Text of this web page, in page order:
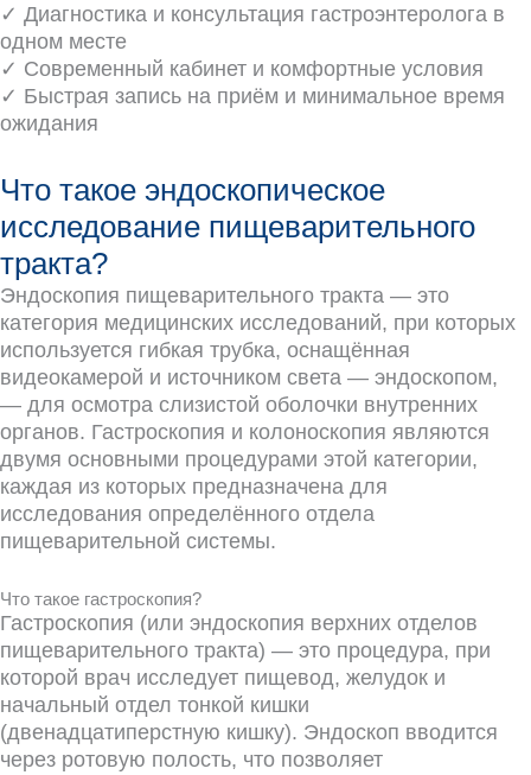
✓ Диагностика и консультация гастроэнтеролога в
одном месте
✓ Современный кабинет и комфортные условия
✓ Быстрая запись на приём и минимальное время
ожидания
Что такое эндоскопическое
исследование пищеварительного
тракта?
Эндоскопия пищеварительного тракта — это
категория медицинских исследований, при которых
используется гибкая трубка, оснащённая
видеокамерой и источником света — эндоскопом,
— для осмотра слизистой оболочки внутренних
органов. Гастроскопия и колоноскопия являются
двумя основными процедурами этой категории,
каждая из которых предназначена для
исследования определённого отдела
пищеварительной системы.
Что такое гастроскопия?
Гастроскопия (или эндоскопия верхних отделов
пищеварительного тракта) — это процедура, при
которой врач исследует пищевод, желудок и
начальный отдел тонкой кишки
(двенадцатиперстную кишку). Эндоскоп вводится
через ротовую полость, что позволяет